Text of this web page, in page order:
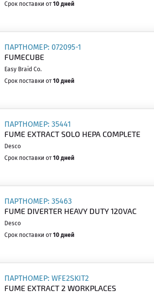
Срок поставки от10 дней
ПАРТНОМЕР: 072095-1
FUMECUBE
Easy Braid Co.
Срок поставки от10 дней
ПАРТНОМЕР: 35441
FUME EXTRACT SOLO HEPA COMPLETE
Desco
Срок поставки от10 дней
ПАРТНОМЕР: 35463
FUME DIVERTER HEAVY DUTY 120VAC
Desco
Срок поставки от10 дней
ПАРТНОМЕР: WFE2SKIT2
FUME EXTRACT 2 WORKPLACES